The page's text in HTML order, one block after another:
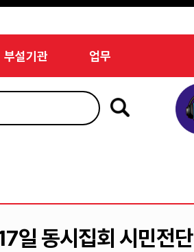
부설기관 업무
일 동시집회 시민전단